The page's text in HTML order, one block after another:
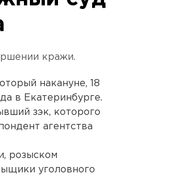
кражи.
накануне, 18
в Екатеринбурге.
зэк, которого
агентства
розыском
уголовного